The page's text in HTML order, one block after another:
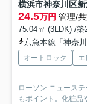
横浜市神奈川区
24.5万円 管理/
75.04㎡ (3LDK) /築
京急本線「神奈
オートロック
ローソン ニュース
もポイント。化粧品